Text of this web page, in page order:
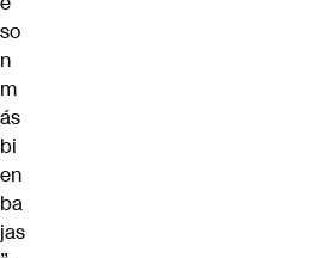
so
n
m
ás
bi
en
ba
jas